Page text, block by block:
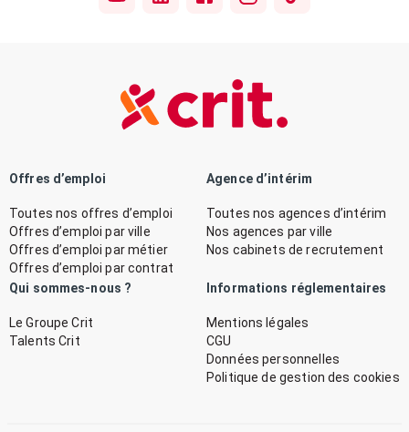
Offres d’emploi
Toutes nos offres d’emploi
Offres d’emploi par ville
Offres d’emploi par métier
Offres d’emploi par contrat
Agence d’intérim
Toutes nos agences d’intérim
Nos agences par ville
Nos cabinets de recrutement
Qui sommes-nous ?
Le Groupe Crit
Talents Crit
Informations réglementaires
Mentions légales
CGU
Données personnelles
Politique de gestion des cookies